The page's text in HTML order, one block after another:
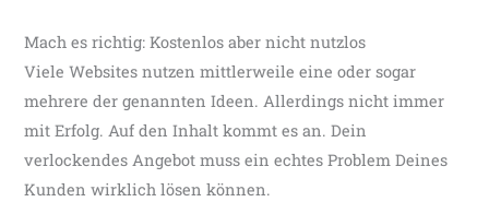
Mach es richtig: Kostenlos aber nicht nutzlos
Viele Websites nutzen mittlerweile eine oder sogar
mehrere der genannten Ideen. Allerdings nicht immer
mit Erfolg. Auf den Inhalt kommt es an. Dein
verlockendes Angebot muss ein echtes Problem Deines
Kunden wirklich lösen können.